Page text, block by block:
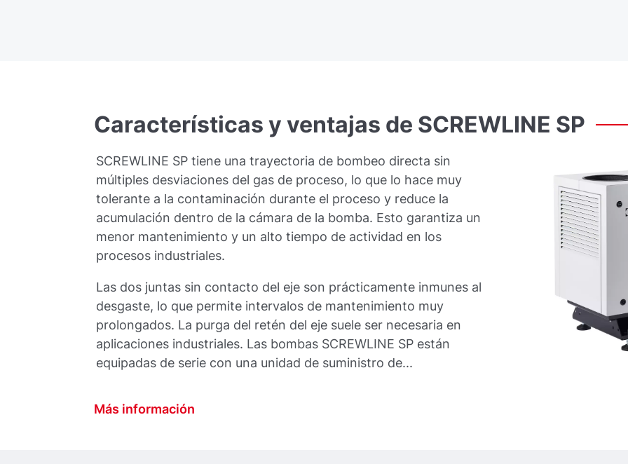
Características y ventajas de SCREWLINE SP
SCREWLINE SP tiene una trayectoria de bombeo directa sin
múltiples desviaciones del gas de proceso, lo que lo hace muy
tolerante a la contaminación durante el proceso y reduce la
acumulación dentro de la cámara de la bomba. Esto garantiza un
menor mantenimiento y un alto tiempo de actividad en los
procesos industriales.
Las dos juntas sin contacto del eje son prácticamente inmunes al
desgaste, lo que permite intervalos de mantenimiento muy
prolongados. La purga del retén del eje suele ser necesaria en
aplicaciones industriales. Las bombas SCREWLINE SP están
equipadas de serie con una unidad de suministro de...
Más información